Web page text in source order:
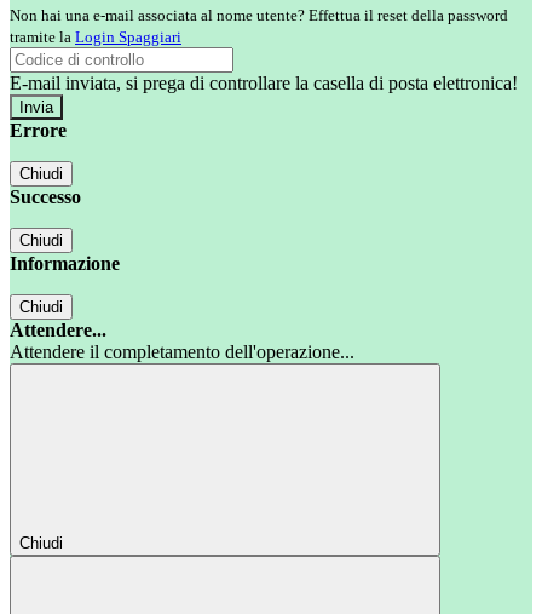
Non hai una e-mail associata al nome utente? Effettua il reset della password
tramite la Login Spaggiari
E-mail inviata, si prega di controllare la casella di posta elettronica!
Errore
Chiudi
Successo
Chiudi
Informazione
Chiudi
Attendere...
Attendere il completamento dell'operazione...
Chiudi